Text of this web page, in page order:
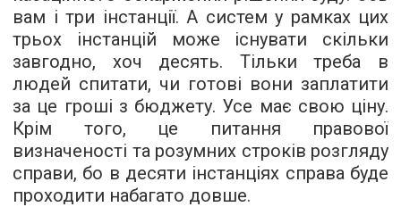
вам і три інстанції. А систем у рамках цих
трьох інстанцій може існувати скільки
завгодно, хоч десять. Тільки треба в
людей спитати, чи готові вони заплатити
за це гроші з бюджету. Усе має свою ціну.
Крім того, це питання правової
визначеності та розумних строків розгляду
справи, бо в десяти інстанціях справа буде
проходити набагато довше.